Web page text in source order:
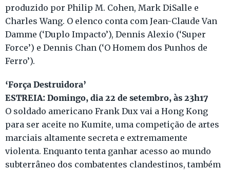
produzido por Philip M. Cohen, Mark DiSalle e
Charles Wang. O elenco conta com Jean-Claude Van
Damme (‘Duplo Impacto’), Dennis Alexio (‘Super
Force’) e Dennis Chan (‘O Homem dos Punhos de
Ferro’).
‘Força Destruidora’
ESTREIA: Domingo, dia 22 de setembro, às 23h17
O soldado americano Frank Dux vai a Hong Kong
para ser aceite no Kumite, uma competição de artes
marciais altamente secreta e extremamente
violenta. Enquanto tenta ganhar acesso ao mundo
subterrâneo dos combatentes clandestinos, também